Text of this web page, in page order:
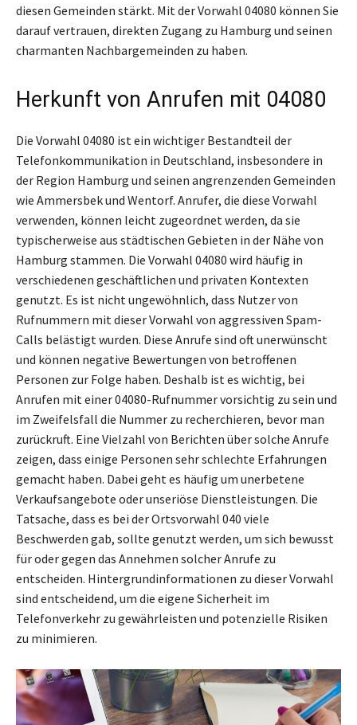
diesen Gemeinden stärkt. Mit der Vorwahl 04080 können Sie
darauf vertrauen, direkten Zugang zu Hamburg und seinen
charmanten Nachbargemeinden zu haben.
Herkunft von Anrufen mit 04080
Die Vorwahl 04080 ist ein wichtiger Bestandteil der
Telefonkommunikation in Deutschland, insbesondere in
der Region Hamburg und seinen angrenzenden Gemeinden
wie Ammersbek und Wentorf. Anrufer, die diese Vorwahl
verwenden, können leicht zugeordnet werden, da sie
typischerweise aus städtischen Gebieten in der Nähe von
Hamburg stammen. Die Vorwahl 04080 wird häufig in
verschiedenen geschäftlichen und privaten Kontexten
genutzt. Es ist nicht ungewöhnlich, dass Nutzer von
Rufnummern mit dieser Vorwahl von aggressiven Spam-
Calls belästigt wurden. Diese Anrufe sind oft unerwünscht
und können negative Bewertungen von betroffenen
Personen zur Folge haben. Deshalb ist es wichtig, bei
Anrufen mit einer 04080-Rufnummer vorsichtig zu sein und
im Zweifelsfall die Nummer zu recherchieren, bevor man
zurückruft. Eine Vielzahl von Berichten über solche Anrufe
zeigen, dass einige Personen sehr schlechte Erfahrungen
gemacht haben. Dabei geht es häufig um unerbetene
Verkaufsangebote oder unseriöse Dienstleistungen. Die
Tatsache, dass es bei der Ortsvorwahl 040 viele
Beschwerden gab, sollte genutzt werden, um sich bewusst
für oder gegen das Annehmen solcher Anrufe zu
entscheiden. Hintergrundinformationen zu dieser Vorwahl
sind entscheidend, um die eigene Sicherheit im
Telefonverkehr zu gewährleisten und potenzielle Risiken
zu minimieren.